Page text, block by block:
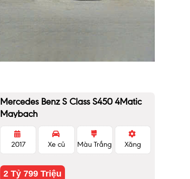
Mercedes Benz S Class S450 4Matic
Maybach
2017 Xe cũ Màu Trắng Xăng
2 Tỷ 799 Triệu